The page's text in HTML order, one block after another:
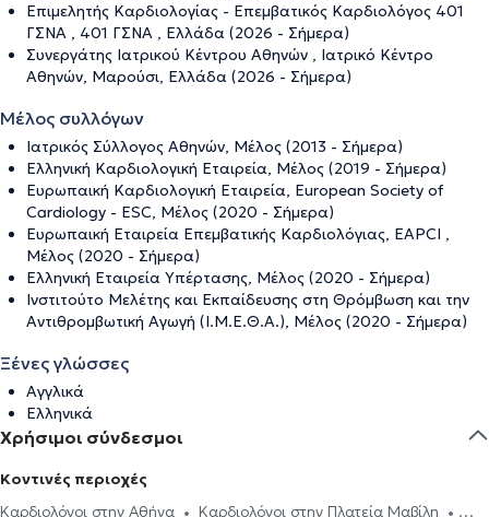
Επιμελητής Καρδιολογίας - Επεμβατικός Καρδιολόγος 401
ΓΣΝΑ , 401 ΓΣΝΑ , Ελλάδα (2026 - Σήμερα)
Συνεργάτης Ιατρικού Κέντρου Αθηνών , Ιατρικό Κέντρο
Αθηνών, Μαρούσι, Ελλάδα (2026 - Σήμερα)
Μέλος συλλόγων
Ιατρικός Σύλλογος Αθηνών, Μέλος (2013 - Σήμερα)
Ελληνική Καρδιολογική Εταιρεία, Μέλος (2019 - Σήμερα)
Ευρωπαική Καρδιολογική Εταιρεία, European Society of
Cardiology - ESC, Μέλος (2020 - Σήμερα)
Ευρωπαική Εταιρεία Επεμβατικής Καρδιολόγιας, EAPCI ,
Μέλος (2020 - Σήμερα)
Ελληνική Εταιρεία Υπέρτασης, Μέλος (2020 - Σήμερα)
Ινστιτούτο Μελέτης και Εκπαίδευσης στη Θρόμβωση και την
Αντιθρομβωτική Αγωγή (Ι.Μ.Ε.Θ.Α.), Μέλος (2020 - Σήμερα)
Ξένες γλώσσες
Αγγλικά
Ελληνικά
Χρήσιμοι σύνδεσμοι
Κοντινές περιοχές
Καρδιολόγοι στην Αθήνα
Καρδιολόγοι στην Πλατεία Μαβίλη